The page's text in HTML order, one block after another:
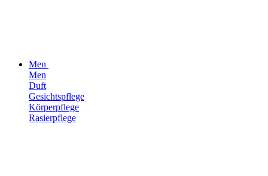
Men
Men
Duft
Gesichtspflege
Körperpflege
Rasierpflege